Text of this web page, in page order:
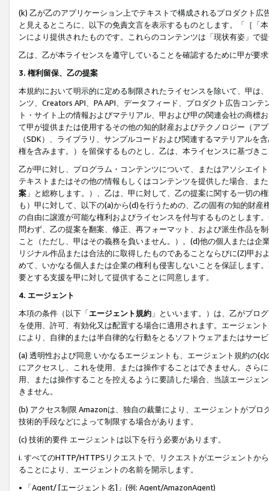
(k) 乙が乙のアプリケーション上でテキストで構成されるプロダクト
と見えるところに、以下の免責文言を表示するものとします。「［「
ンにより提供されたものです。これらのコンテンツは「現状有姿」で
乙は、乙が本ライセンスを遵守していることを確認するために甲が要
3. 権利留保、乙の提案
本規約において明示的に定める制限されたライセンスを除いて、甲は
ンツ、Creators API、PA API、データフィード、プロダクト広告コン
ト・サイト上の情報およびマテリアル、甲および甲の関連会社の商
て甲が提供または使用するその他の知的財産およびテクノロジー（ア
（SDK）、ライブラリ、サンプルコードおよび関連するマテリアル
権を含みます。）を留保するものとし、乙は、本ライセンスに基づき
乙が甲に対し、プログラム・コンテンツについて、またはアソシエイ
テキストまたはその他の情報もしくはコンテンツを提供した場合、ま
案 」と総称します。）、乙は、甲に対して、乙の提案に関する一切
も）甲に対して、以下の(a)から(d)を行うための、乙の固有の知的財
の自由に譲渡が可能な権利およびライセンスを付与するものとします
問わず、乙の提案を翻案、修正、再フォーマット、および派生作品を
こと（ただし、甲はその義務を負いません。）。(d)他の個人または
リジナル作品または合法的に取得したものであることならびに(Z)甲
めて、いかなる個人または企業の権利も侵害しないことを保証します
要とする支援を甲に対して提供することに同意します。
4. エージェント
本項の条件（以下「エージェント規約 」といいます。）は、乙がプロ
を使用、許可、有効化又は配置する場合に適用されます。エージェン
により、自律的または半自律的な行動をとるソフトウェアまたはサー
(a) 透明性および同意 いかなるエージェントも、エージェント規約の
にアクセスし、これを使用、または操作することはできません。さら
用、または操作することを控えるように要請した場合、当該エージェ
きません。
(b) アクセス制限 Amazonは、独自の裁量により、エージェントがプ
技術的手段などによって制限する場合があります。
(c) 技術的要件 エージェントは以下を行う必要があります。
i. すべてのHTTP/HTTPSリクエストで、リクエストがエージェントか
ることにより、エージェントの名前を開示します。
• 「Agent/ [エージェント名]」(例: Agent/AmazonAgent)